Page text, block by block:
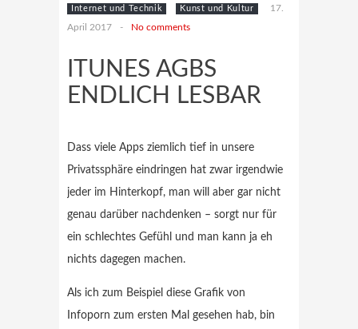
Internet und Technik Kunst und Kultur
17.
April 2017
- No comments
ITUNES AGBS
ENDLICH LESBAR
Dass viele Apps ziemlich tief in unsere
Privatssphäre eindringen hat zwar irgendwie
jeder im Hinterkopf, man will aber gar nicht
genau darüber nachdenken – sorgt nur für
ein schlechtes Gefühl und man kann ja eh
nichts dagegen machen.
Als ich zum Beispiel diese Grafik von
Infoporn zum ersten Mal gesehen hab, bin